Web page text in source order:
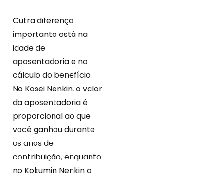
Outra diferença
importante está na
idade de
aposentadoria e no
cálculo do benefício.
No Kosei Nenkin, o valor
da aposentadoria é
proporcional ao que
você ganhou durante
os anos de
contribuição, enquanto
no Kokumin Nenkin o